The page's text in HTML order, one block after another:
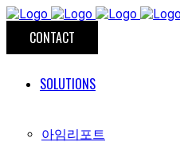
CONTACT
SOLUTIONS
아임리포트